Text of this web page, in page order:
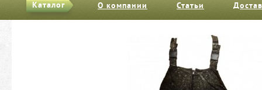
Каталог О компании Статьи